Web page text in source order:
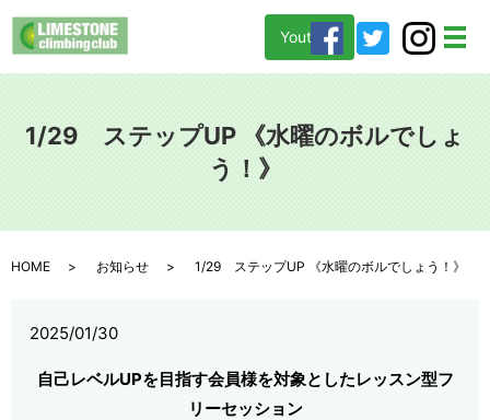
メ
Youtube
1/29 ステップUP 《水曜のボルでしょ
う！》
HOME お知らせ 1/29 ステップUP 《水曜のボルでしょう！》
2025/01/30
自己レベルUPを目指す会員様を対象としたレッスン型フ
リーセッション